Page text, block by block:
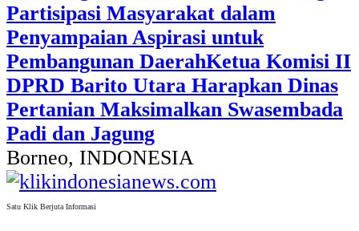
Partisipasi Masyarakat dalam
Penyampaian Aspirasi untuk
Pembangunan DaerahKetua Komisi II
DPRD Barito Utara Harapkan Dinas
Pertanian Maksimalkan Swasembada
Padi dan Jagung
Borneo, INDONESIA
Satu Klik Berjuta Informasi